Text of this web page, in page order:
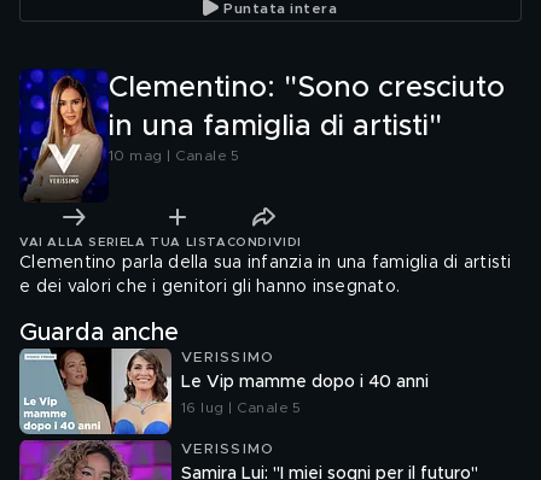
Puntata intera
Clementino: "Sono cresciuto
in una famiglia di artisti"
10 mag | Canale 5
VAI ALLA SERIE LA TUA LISTA CONDIVIDI
Clementino parla della sua infanzia in una famiglia di artisti
e dei valori che i genitori gli hanno insegnato.
Guarda anche
VERISSIMO
Le Vip mamme dopo i 40 anni
16 lug | Canale 5
VERISSIMO
Samira Lui: "I miei sogni per il futuro"